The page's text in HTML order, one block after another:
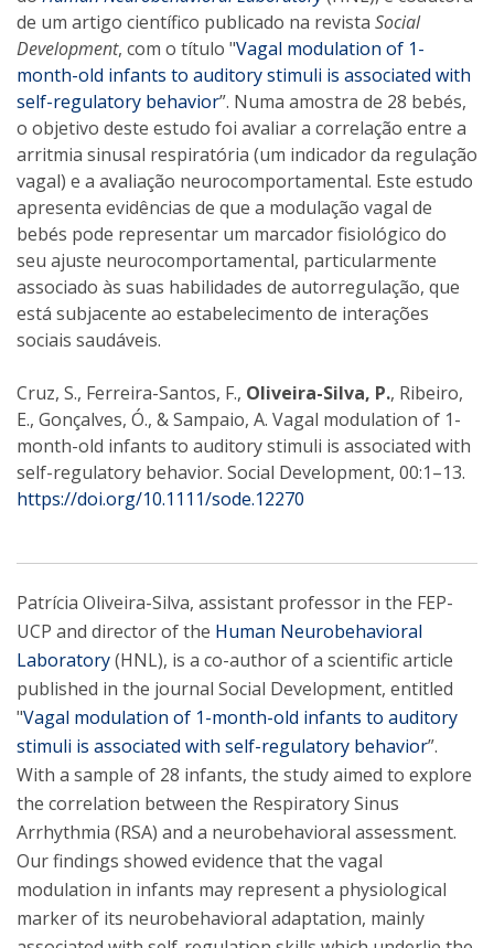
de um artigo científico publicado na revista Social
Development, com o título "Vagal modulation of 1-
month-old infants to auditory stimuli is associated with
self-regulatory behavior”. Numa amostra de 28 bebés,
o objetivo deste estudo foi avaliar a correlação entre a
arritmia sinusal respiratória (um indicador da regulação
vagal) e a avaliação neurocomportamental. Este estudo
apresenta evidências de que a modulação vagal de
bebés pode representar um marcador fisiológico do
seu ajuste neurocomportamental, particularmente
associado às suas habilidades de autorregulação, que
está subjacente ao estabelecimento de interações
sociais saudáveis.
Cruz, S., Ferreira-Santos, F., Oliveira-Silva, P., Ribeiro,
E., Gonçalves, Ó., & Sampaio, A. Vagal modulation of 1-
month-old infants to auditory stimuli is associated with
self-regulatory behavior. Social Development, 00:1–13.
https://doi.org/10.1111/sode.12270
Patrícia Oliveira-Silva, assistant professor in the FEP-
UCP and director of the Human Neurobehavioral
Laboratory(HNL), is a co-author of a scientific article
published in the journal Social Development, entitled
"Vagal modulation of 1-month-old infants to auditory
stimuli is associated with self-regulatory behavior”.
With a sample of 28 infants, the study aimed to explore
the correlation between the Respiratory Sinus
Arrhythmia (RSA) and a neurobehavioral assessment.
Our findings showed evidence that the vagal
modulation in infants may represent a physiological
marker of its neurobehavioral adaptation, mainly